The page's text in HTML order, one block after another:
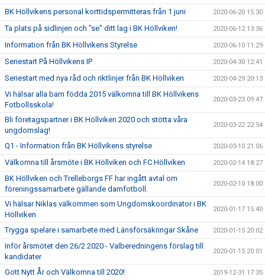
BK Höllvikens personal korttidspermitteras från 1 juni 2020-06-20 15:30
Ta plats på sidlinjen och "se" ditt lag i BK Höllviken! 2020-06-12 13:36
Information från BK Höllvikens Styrelse 2020-06-10 11:29
Seriestart På Höllvikens IP 2020-04-30 12:41
Seriestart med nya råd och riktlinjer från BK Höllviken 2020-04-29 20:13
Vi hälsar alla barn födda 2015 välkomna till BK Höllvikens
Fotbollsskola!
2020-03-23 09:47
Bli företagspartner i BK Höllviken 2020 och stötta våra
ungdomslag!
2020-03-22 22:54
Q1 - Information från BK Höllvikens styrelse 2020-03-10 21:06
Välkomna till årsmöte i BK Höllviken och FC Höllviken 2020-02-14 18:27
BK Höllviken och Trelleborgs FF har ingått avtal om
föreningssamarbete gällande damfotboll.
2020-02-10 18:00
Vi hälsar Niklas välkommen som Ungdomskoordinator i BK
Höllviken
2020-01-17 15:40
Trygga spelare i samarbete med Länsförsäkringar Skåne 2020-01-15 20:02
Inför årsmötet den 26/2 2020 - Valberedningens förslag till
kandidater
2020-01-15 20:01
Gott Nytt År och Välkomna till 2020! 2019-12-31 17:35